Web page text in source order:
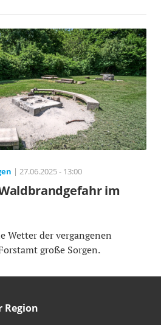
| 27.06.2025 - 13:00
im
Wetter der vergangenen
große Sorgen.
Region